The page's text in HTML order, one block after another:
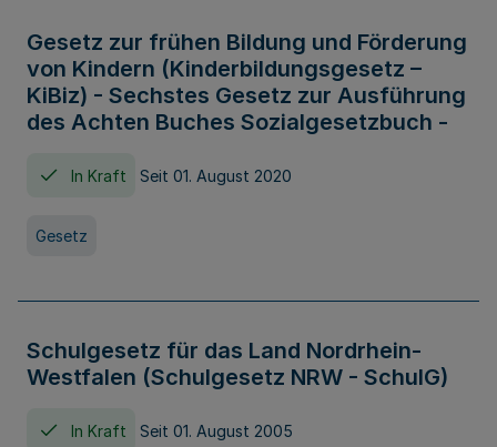
Gesetz zur frühen Bildung und Förderung
von Kindern (Kinderbildungsgesetz –
KiBiz) - Sechstes Gesetz zur Ausführung
des Achten Buches Sozialgesetzbuch -
In Kraft Seit 01. August 2020
Gesetz
Schulgesetz für das Land Nordrhein-
Westfalen (Schulgesetz NRW - SchulG)
In Kraft Seit 01. August 2005